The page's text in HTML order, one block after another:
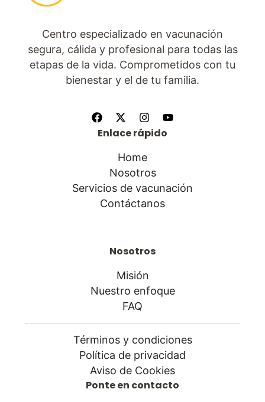
Centro especializado en vacunación
segura, cálida y profesional para todas las
etapas de la vida. Comprometidos con tu
bienestar y el de tu familia.
Enlace rápido
Home
Nosotros
Servicios de vacunación
Contáctanos
Nosotros
Misión
Nuestro enfoque
FAQ
Términos y condiciones
Política de privacidad
Aviso de Cookies
Ponte en contacto